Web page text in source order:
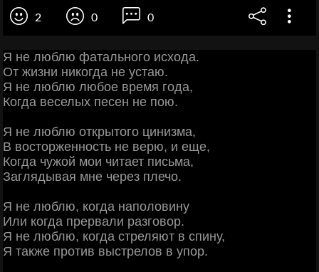
2 0 0
Я не люблю фатального исхода.
От жизни никогда не устаю.
Я не люблю любое время года,
Когда веселых песен не пою.
Я не люблю открытого цинизма,
В восторженность не верю, и еще,
Когда чужой мои читает письма,
Заглядывая мне через плечо.
Я не люблю, когда наполовину
Или когда прервали разговор.
Я не люблю, когда стреляют в спину,
Я также против выстрелов в упор.